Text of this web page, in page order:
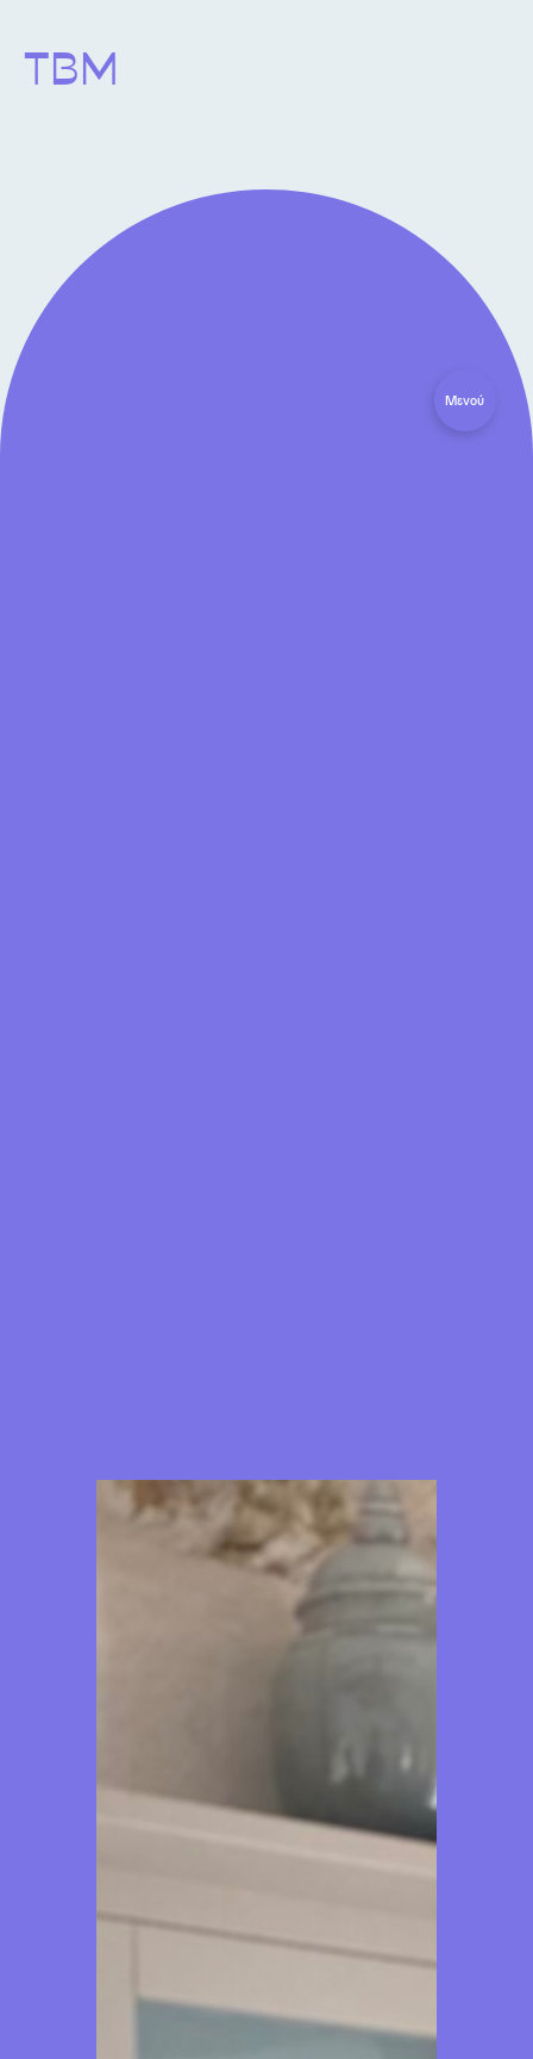
ΤΒΜ
Μενού